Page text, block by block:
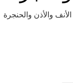
والأذن والحنجرة